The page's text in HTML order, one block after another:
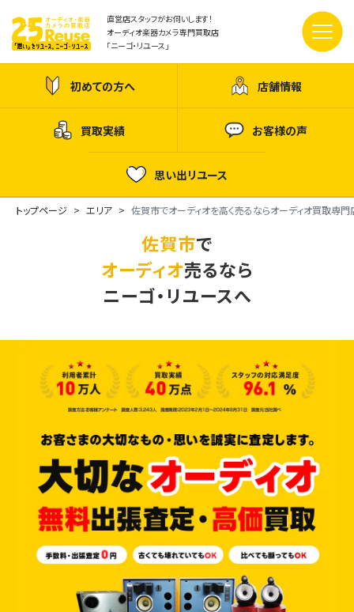
直営店スタッフがお伺いします！
オーディオ楽器カメラ専門買取店
「ニーゴ・リユース」
初めての方へ 店舗情報
買取実績 お客様の声
思い出リユース
トップページ エリア 佐賀市でオーディオを高く売るならオーディオ買取専門
佐賀市で
オーディオ売るなら
ニーゴ・リユースへ